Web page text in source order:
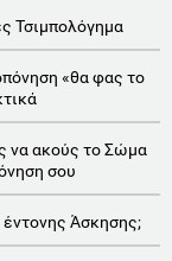
Τσιμπολόγημα
«θα φας το
να ακούς το Σώμα
σου
έντονης Άσκησης;